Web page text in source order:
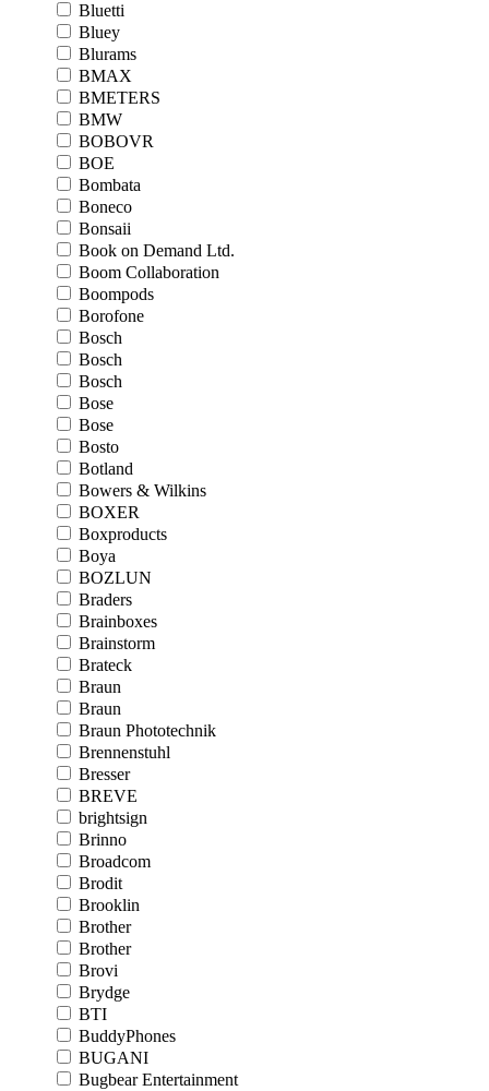
Bluetti
Bluey
Blurams
BMAX
BMETERS
BMW
BOBOVR
BOE
Bombata
Boneco
Bonsaii
Book on Demand Ltd.
Boom Collaboration
Boompods
Borofone
Bosch
Bosch
Bosch
Bose
Bose
Bosto
Botland
Bowers & Wilkins
BOXER
Boxproducts
Boya
BOZLUN
Braders
Brainboxes
Brainstorm
Brateck
Braun
Braun
Braun Phototechnik
Brennenstuhl
Bresser
BREVE
brightsign
Brinno
Broadcom
Brodit
Brooklin
Brother
Brother
Brovi
Brydge
BTI
BuddyPhones
BUGANI
Bugbear Entertainment